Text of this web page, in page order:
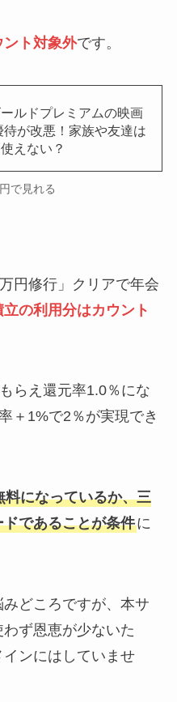
ント対象外です。
ルドプレミアムの映画
待が改悪！家族や友達は
えない？
で見れる
円修行」クリアで年会
立の利用分はカウント
らえ還元率1.0％にな
＋1%で2％が実現でき
になっているか、三
であることが条件に
どころですが、本サ
ず恩恵が少ないた
インにはしていませ